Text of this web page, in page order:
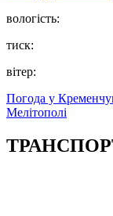
вологість:
тиск:
вітер:
Погода у
Мелітополі